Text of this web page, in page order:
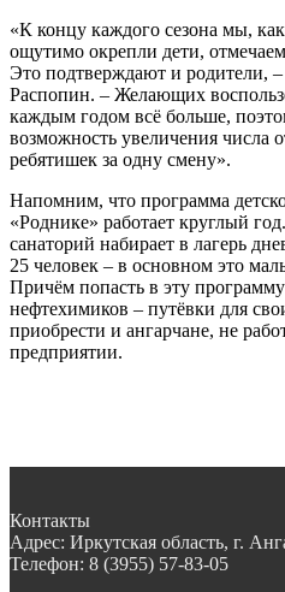
«К концу каждого сезона мы,
ощутимо окрепли дети,
Это подтверждают и родители,
Распопин. – Желающих
каждым годом всё больше,
возможность увеличения числа
ребятишек за одну смену».
Напомним, что программа
«Роднике» работает круглый
санаторий набирает в лагерь
25 человек – в основном это
Причём попасть в эту
нефтехимиков – путёвки для
приобрести и ангарчане, не
предприятии.
Контакты
Адрес: Иркутская область, г.
Телефон: 8 (3955) 57-83-05